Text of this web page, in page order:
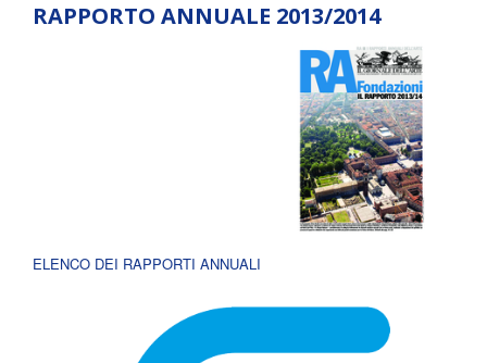
RAPPORTO ANNUALE 2013/2014
ELENCO DEI RAPPORTI ANNUALI